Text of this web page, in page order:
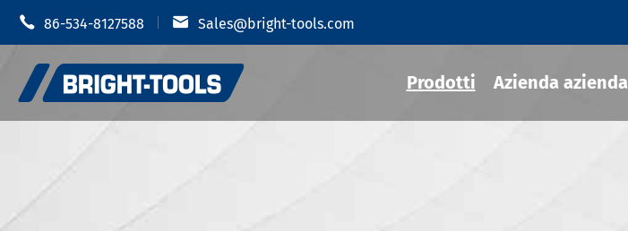
 86-534-8127588  Sales@bright-tools.com
Prodotti Azienda azienda